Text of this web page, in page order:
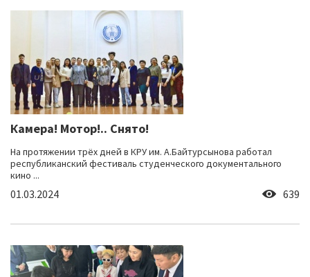
Камера! Мотор!.. Снято!
На протяжении трёх дней в КРУ им. А.Байтурсынова работал
республиканский фестиваль студенческого документального
кино ...
01.03.2024 639